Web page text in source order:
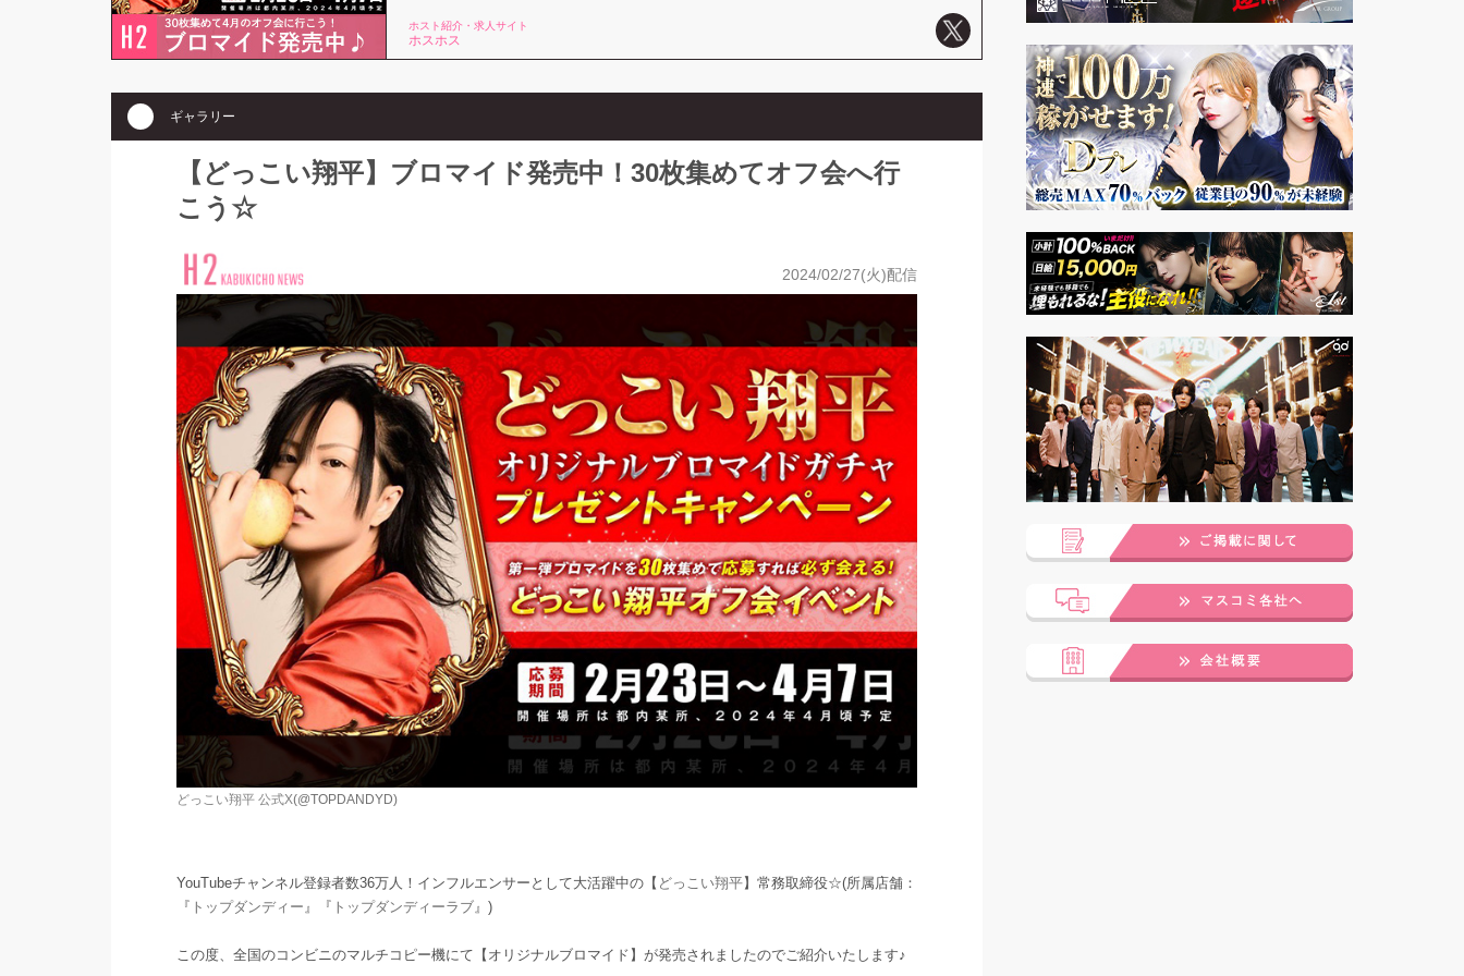
ホスト紹介・求人サイト
ホスホス
ギャラリー
【どっこい翔平】ブロマイド発売中！30枚集めてオフ会へ行
こう☆
2024/02/27(火)配信
どっこい翔平 公式X(@TOPDANDYD)
YouTubeチャンネル登録者数36万人！インフルエンサーとして大活躍中の【 どっこい翔平】常務取締役☆(所属店舗：
『 トップダンディー 』『 トップダンディーラブ 』)
この度、全国のコンビニのマルチコピー機にて【オリジナルブロマイド】が発売されましたのでご紹介いたします♪